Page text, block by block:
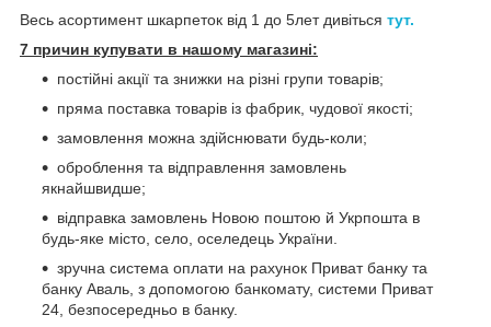
Весь асортимент шкарпеток від 1 до 5лет дивіться тут.
7 причин купувати в нашому магазині:
постійні акції та знижки на різні групи товарів;
пряма поставка товарів із фабрик, чудової якості;
замовлення можна здійснювати будь-коли;
оброблення та відправлення замовлень
якнайшвидше;
відправка замовлень Новою поштою й Укрпошта в
будь-яке місто, село, оселедець України.
зручна система оплати на рахунок Приват банку та
банку Аваль, з допомогою банкомату, системи Приват
24, безпосередньо в банку.